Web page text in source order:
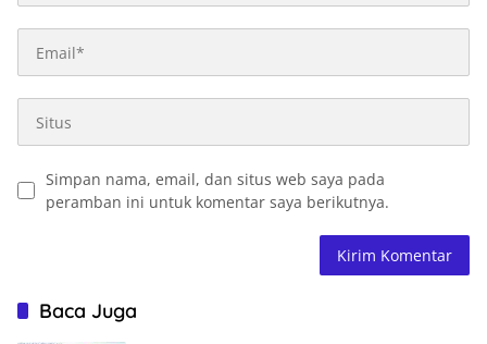
Simpan nama, email, dan situs web saya pada
peramban ini untuk komentar saya berikutnya.
Baca Juga